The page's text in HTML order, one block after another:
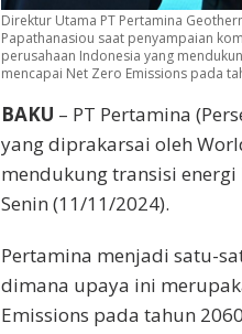
Direktur Utama PT Pertamina
Papathanasiou saat penyampaian
perusahaan Indonesia yang
mencapai Net Zero Emissions pada
BAKU – PT Pertamina
yang diprakarsai oleh
mendukung transisi
Senin (11/11/2024).
Pertamina menjadi satu-
dimana upaya ini
Emissions pada tahun